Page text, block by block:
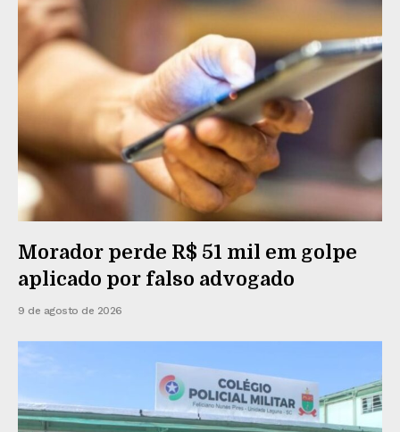
Morador perde R$ 51 mil em golpe
aplicado por falso advogado
9 de agosto de 2026